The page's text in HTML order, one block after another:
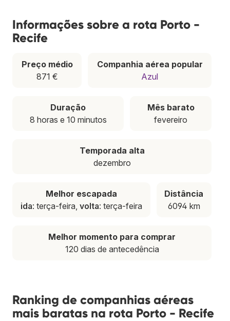
Informações sobre a rota Porto -
Recife
Preço médio
871 €
Companhia aérea popular
Azul
Duração
8 horas e 10 minutos
Mês barato
fevereiro
Temporada alta
dezembro
Melhor escapada
ida: terça-feira, volta: terça-feira
Distância
6094 km
Melhor momento para comprar
120 dias de antecedência
Ranking de companhias aéreas
mais baratas na rota Porto - Recife